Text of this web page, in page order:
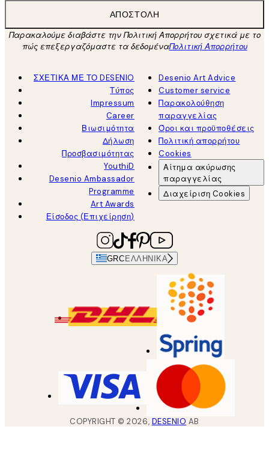
ΑΠΟΣΤΟΛΉ
Παρακαλούμε διαβάστε την Πολιτική Απορρήτου σχετικά με το
πώς επεξεργαζόμαστε τα δεδομέναΠολιτική Απορρήτου
ΣΧΕΤΙΚΑ ΜΕ ΤΟ DESENIO
Τύπος
Impressum
Career
Βιωσιμότητα
Δήλωση
Προσβασιμότητας
YouthiD
Desenio Ambassador
Programme
Art Awards
Είσοδος (Επιχείρηση)
Desenio Art Advice
Customer service
Παρακολούθηση
παραγγελίας
Όροι και προϋποθέσεις
Πολιτική απορρήτου
Cookies
Αίτημα ακύρωσης
παραγγελίας
Διαχείριση Cookies
GRCΕΛΛΗΝΙΚΆ
COPYRIGHT ©2026, DESENIO AB